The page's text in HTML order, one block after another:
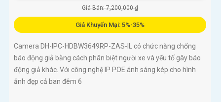
Giá Bán: 7,200,000 ₫
Giá Khuyến Mại: 5%-35%
Camera DH-IPC-HDBW3649RP-ZAS-IL có chức năng chống
báo động giả bằng cách phân biệt người xe và yếu tố gây báo
động giả khác. Với công nghệ IP POE ánh sáng kép cho hình
ảnh đẹp cả ban đêm 6